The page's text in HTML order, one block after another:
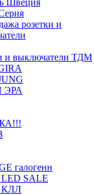
Швеция
розетки и
и выключатели ТДМ
ЭРА
галогенн
SALE
КЛЛ